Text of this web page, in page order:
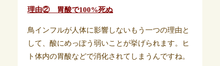
理由② 胃酸で100%死ぬ
鳥インフルが人体に影響しないもう一つの理由と
して、酸にめっぽう弱いことが挙げられます。ヒ
ト体内の胃酸などで消化されてしまうんですね。